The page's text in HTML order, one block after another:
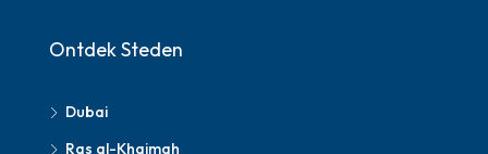
Ontdek Steden
Dubai
Ras al-Khaimah